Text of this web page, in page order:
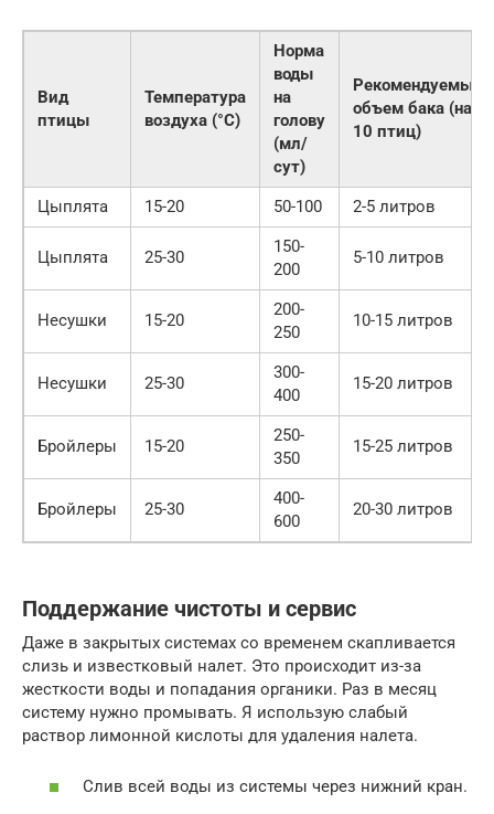
Вид
птицы
Температура
воздуха (°C)
Норма
воды
на
голову
(мл/
сут)
Рекомендуемый
объем бака (на
10 птиц)
Цыплята 15-20 50-100 2-5 литров
Цыплята 25-30
150-
200
5-10 литров
Несушки 15-20
200-
250
10-15 литров
Несушки 25-30
300-
400
15-20 литров
Бройлеры 15-20
250-
350
15-25 литров
Бройлеры 25-30
400-
600
20-30 литров
Поддержание чистоты и сервис
Даже в закрытых системах со временем скапливается
слизь и известковый налет. Это происходит из-за
жесткости воды и попадания органики. Раз в месяц
систему нужно промывать. Я использую слабый
раствор лимонной кислоты для удаления налета.
Слив всей воды из системы через нижний кран.